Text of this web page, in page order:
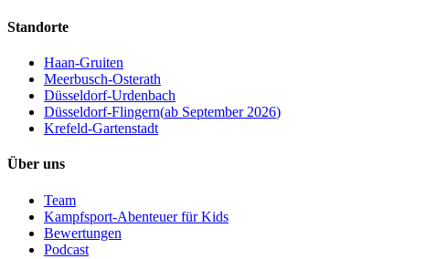
Standorte
Haan-Gruiten
Meerbusch-Osterath
Düsseldorf-Urdenbach
Düsseldorf-Flingern(ab September 2026)
Krefeld-Gartenstadt
Über uns
Team
Kampfsport-Abenteuer für Kids
Bewertungen
Podcast